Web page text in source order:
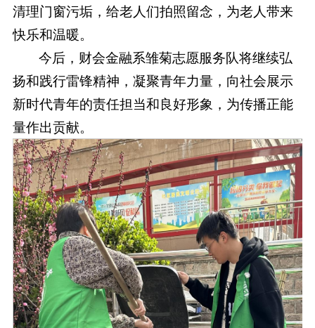
清理门窗污垢，给老人们拍照留念，为老人带来
快乐和温暖。
今后，财会金融系雏菊志愿服务队将继续弘
扬和践行雷锋精神，凝聚青年力量，向社会展示
新时代青年的责任担当和良好形象，为传播正能
量作出贡献。